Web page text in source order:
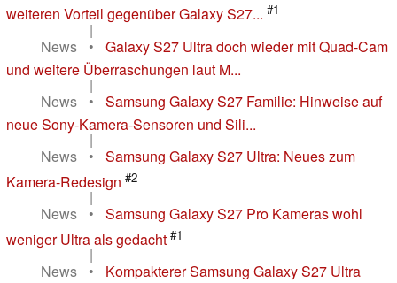
weiteren Vorteil gegenüber Galaxy S27... #1
|
News
•
Galaxy S27 Ultra doch wieder mit Quad-Cam
und weitere Überraschungen laut M...
|
News
•
Samsung Galaxy S27 Familie: Hinweise auf
neue Sony-Kamera-Sensoren und Sili...
|
News
•
Samsung Galaxy S27 Ultra: Neues zum
Kamera-Redesign #2
|
News
•
Samsung Galaxy S27 Pro Kameras wohl
weniger Ultra als gedacht #1
|
News
•
Kompakterer Samsung Galaxy S27 Ultra